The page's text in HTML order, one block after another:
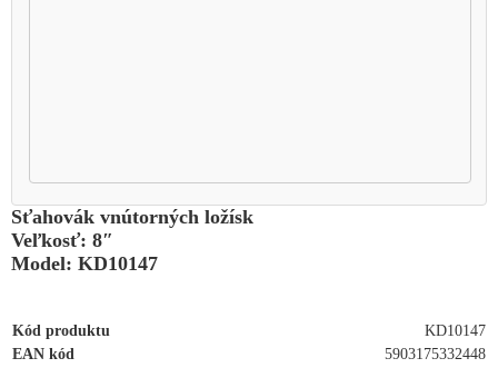
Sťahovák vnútorných ložísk
Veľkosť: 8″
Model: KD10147
Kód produktu
KD10147
EAN kód
5903175332448